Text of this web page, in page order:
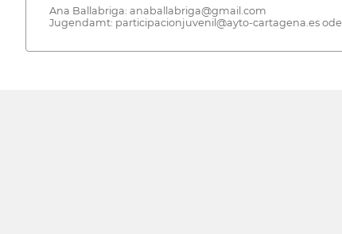
Ana Ballabriga: anaballabriga@gmail.com
Jugendamt: participacionjuvenil@ayto-cartagena.es oder